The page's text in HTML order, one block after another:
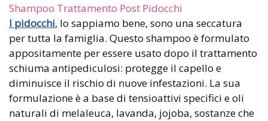
Shampoo Trattamento Post Pidocchi
I pidocchi, lo sappiamo bene, sono una seccatura
per tutta la famiglia. Questo shampoo è formulato
appositamente per essere usato dopo il trattamento
schiuma antipediculosi: protegge il capello e
diminuisce il rischio di nuove infestazioni. La sua
formulazione è a base di tensioattivi specifici e oli
naturali di melaleuca, lavanda, jojoba, sostanze che